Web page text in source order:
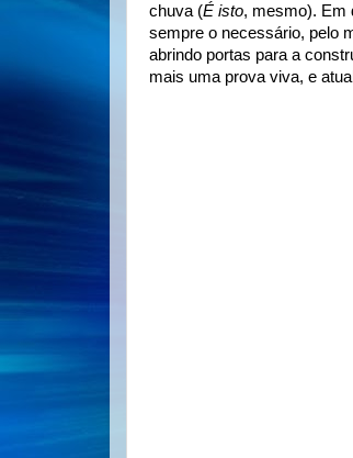
chuva (É isto, mesmo). Em
sempre o necessário, pelo
abrindo portas para a
mais uma prova viva, e